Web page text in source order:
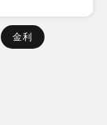
金利